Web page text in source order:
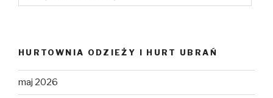
HURTOWNIA ODZIEŻY I HURT UBRAŃ
maj 2026